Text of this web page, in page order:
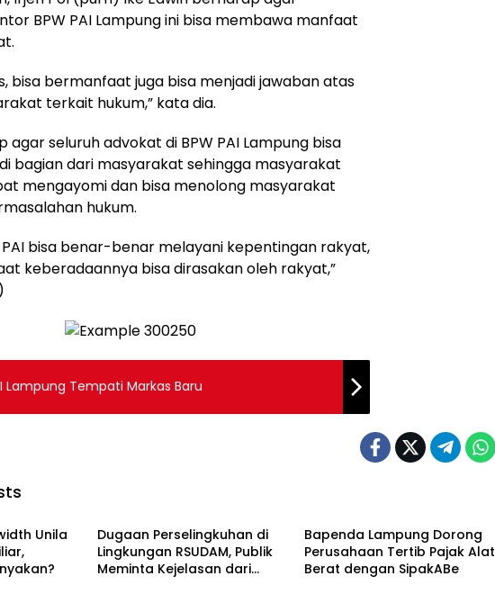
BPW PAI Lampung ini bisa membawa manfaat
bisa bermanfaat juga bisa menjadi jawaban atas
terkait hukum,” kata dia.
agar seluruh advokat di BPW PAI Lampung bisa
bagian dari masyarakat sehingga masyarakat
mengayomi dan bisa menolong masyarakat
hukum.
PAI bisa benar-benar melayani kepentingan rakyat,
keberadaannya bisa dirasakan oleh rakyat,”
Lampung Tempati Markas Baru
Unila
Dugaan Perselingkuhan di
Lingkungan RSUDAM, Publik
Meminta Kejelasan dari
Bapenda Lampung Dorong
Perusahaan Tertib Pajak Alat
Berat dengan SipakABe
Breaking News Breaking News